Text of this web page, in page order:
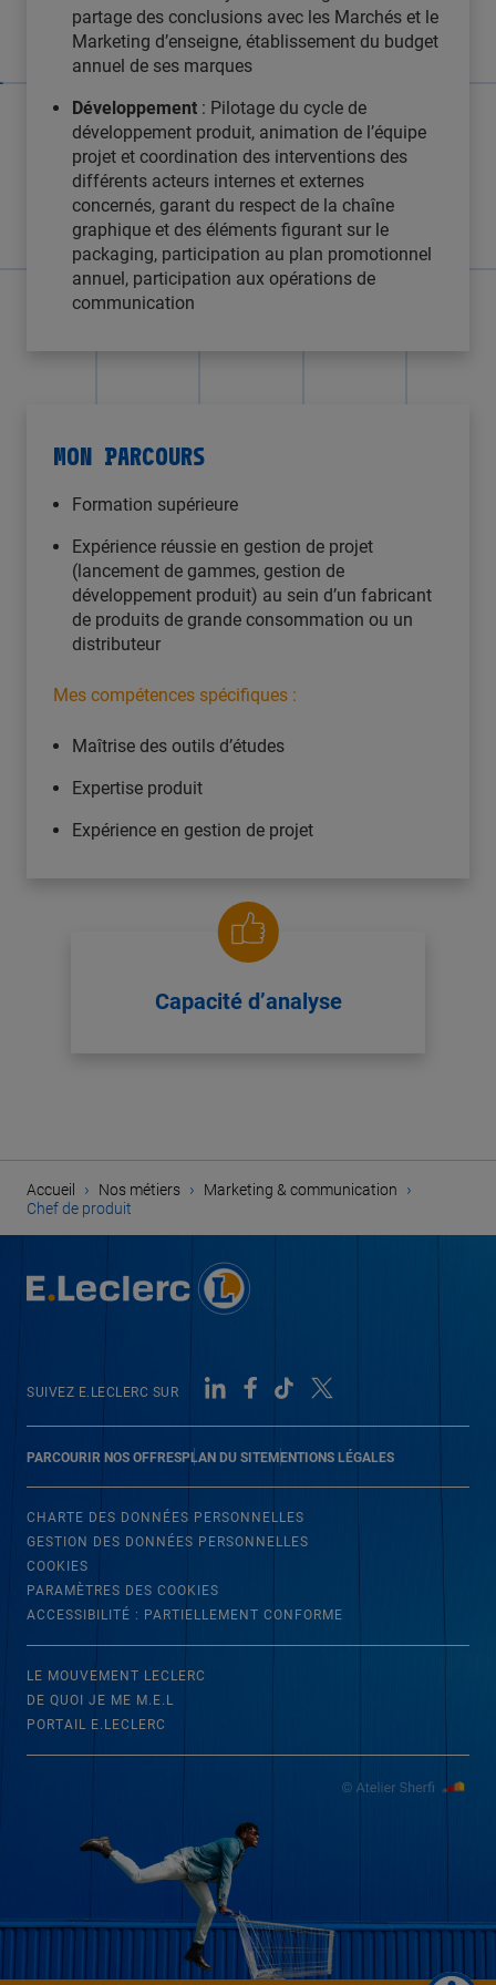
partage des conclusions avec les Marchés et le
Marketing d’enseigne, établissement du budget
annuel de ses marques
Développement : Pilotage du cycle de
développement produit, animation de l’équipe
projet et coordination des interventions des
différents acteurs internes et externes
concernés, garant du respect de la chaîne
graphique et des éléments figurant sur le
packaging, participation au plan promotionnel
annuel, participation aux opérations de
communication
MON PARCOURS
Formation supérieure
Expérience réussie en gestion de projet
(lancement de gammes, gestion de
développement produit) au sein d’un fabricant
de produits de grande consommation ou un
distributeur
Mes compétences spécifiques :
Maîtrise des outils d’études
Expertise produit
Expérience en gestion de projet
Capacité d’analyse
Accueil › Nos métiers › Marketing & communication ›
Chef de produit
PARCOURIR NOS OFFRESPLAN DU SITEMENTIONS LÉGALES
SUIVEZ E.LECLERC SUR
CHARTE DES DONNÉES PERSONNELLES
GESTION DES DONNÉES PERSONNELLES
COOKIES
PARAMÈTRES DES COOKIES
ACCESSIBILITÉ : PARTIELLEMENT CONFORME
LE MOUVEMENT LECLERC
DE QUOI JE ME M.E.L
PORTAIL E.LECLERC